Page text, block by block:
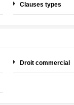
Clauses types
Droit commercial